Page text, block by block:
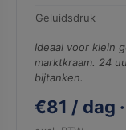
Geluidsdruk
Ideaal voor klein
marktkraam. 24
bijtanken.
€81 / dag